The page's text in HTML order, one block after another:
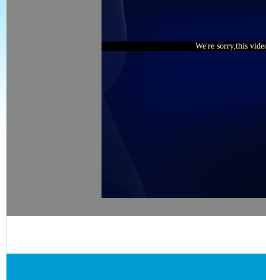
We're sorry,this